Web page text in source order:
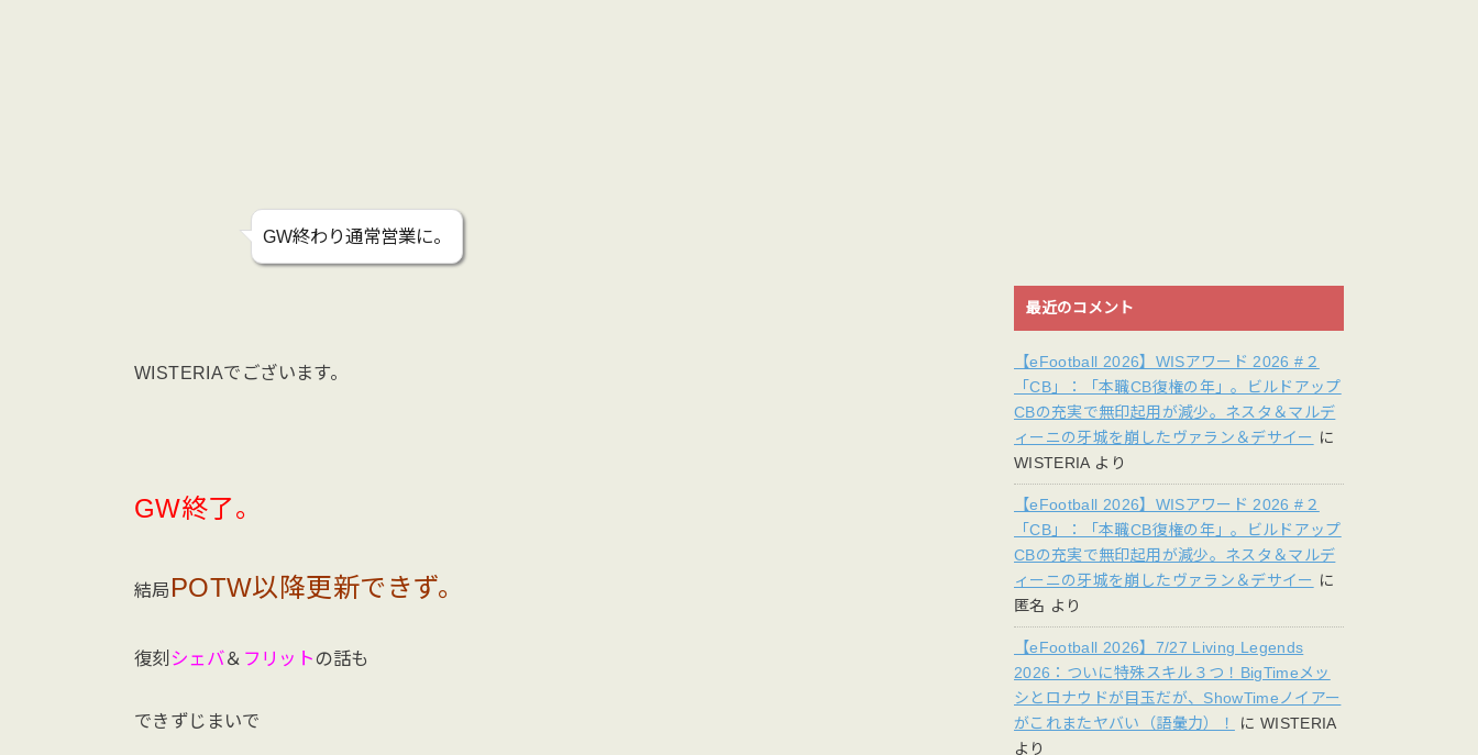
GW終わり通常営業に。
WISTERIAでございます。
GW終了。
結局 POTW以降更新できず。
復刻 シェバ＆ フリット の話も
できずじまいで
最近のコメント
【eFootball 2026】WISアワード 2026 #２
「CB」：「本職CB復権の年」。ビルドアップ
CBの充実で無印起用が減少。ネスタ＆マルデ
ィーニの牙城を崩したヴァラン＆デサイー に
WISTERIAより
【eFootball 2026】WISアワード 2026 #２
「CB」：「本職CB復権の年」。ビルドアップ
CBの充実で無印起用が減少。ネスタ＆マルデ
ィーニの牙城を崩したヴァラン＆デサイー に
匿名 より
【eFootball 2026】7/27 Living Legends
2026：ついに特殊スキル３つ！BigTimeメッ
シとロナウドが目玉だが、ShowTimeノイアー
がこれまたヤバい（語彙力）！
に WISTERIA
より